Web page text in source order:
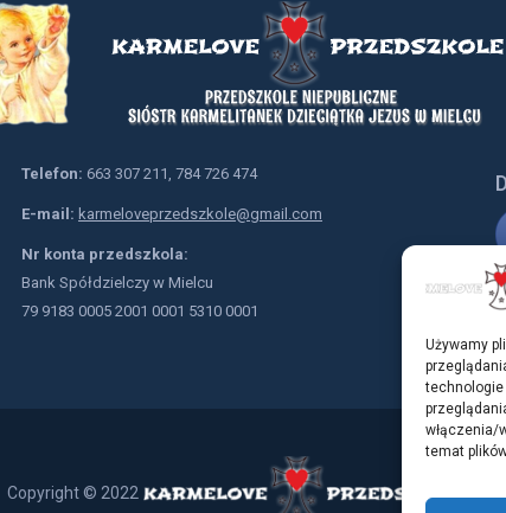
Używamy
włączenia/
temat
Telefon: 663 307 211, 784 726 474
E-mail: karmeloveprzedszkole@gmail.com
Nr konta przedszkola:
Bank Spółdzielczy w Mielcu
79 9183 0005 2001 0001 5310 0001
Copyright © 2022